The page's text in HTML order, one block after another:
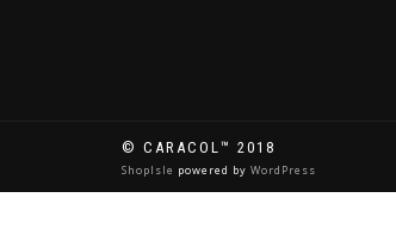
© CARACOL™ 2018
ShopIsle powered by WordPress